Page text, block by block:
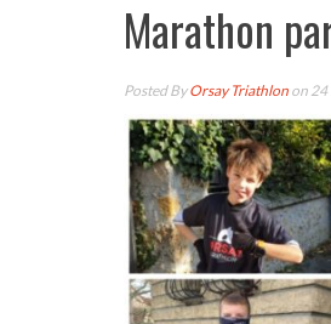
Marathon
Posted ByOrsay Triathlon on